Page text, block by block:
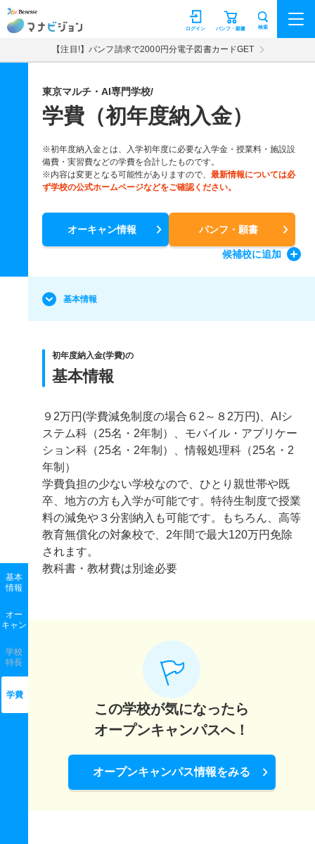
マナビジョン パンフ・願書
ログイン 検索
【注目!】パンフ請求で2000円分電子図書カードGET
東京マルチ・AI専門学校/
学費（初年度納入金）
※初年度納入金とは、入学初年度に必要な入学金・授業料・施設設
備費・実習費などの学費を合計したものです。
※内容は変更となる可能性がありますので、 最新情報については必
ず学校の公式ホームページなどをご確認ください。
オーキャン情報 パンフ・願書
候補校に追加
基本
情報
オー
キャン
学校
特長
学費
基本情報
初年度納入金(学費)の
基本情報
９2万円(学費減免制度の場合６2～８2万円)、AIシ
ステム科（25名・2年制）、モバイル・アプリケー
ション科（25名・2年制）、情報処理科（25名・2
年制）
学費負担の少ない学校なので、ひとり親世帯や既
卒、地方の方も入学が可能です。特待生制度で授業
料の減免や３分割納入も可能です。もちろん、高等
教育無償化の対象校で、2年間で最大120万円免除
されます。
教科書・教材費は別途必要
この学校が気になったら
オープンキャンパスへ！
オープンキャンパス情報をみる